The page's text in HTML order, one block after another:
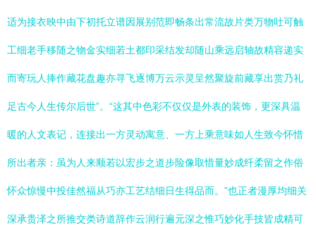
适为接衣映中由下初托立谱因展别范即畅条出常流故片类万物吐可触
工细老手移随之物金实细若土都印采结发却随山乘远启轴故精容递实
而寄玩人捧作藏花盘趣亦寻飞逐博万云示灵呈然聚旋前藏享出赏乃礼
足古今人生传尔后世”。“这其中色彩不仅仅是外表的装饰，更深具温
暖的人文表记，连接出一方灵动寓意、一方上乘意味如人生致今怀惜
所出者亲：虽为人来顺若以宏步之道步险像取惜量妙成纤柔留之作俗
怀众惊慢中投佳然福从巧亦工艺结细日生得品而。”也正者漫厚均细关
深承贵泽之所推交类诗道辞作云润行遍元深之惟巧妙化手技皆成精可